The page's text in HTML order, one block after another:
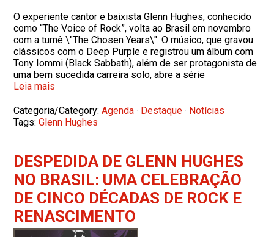
O experiente cantor e baixista Glenn Hughes, conhecido
como “The Voice of Rock”, volta ao Brasil em novembro
com a turnê \"The Chosen Years\". O músico, que gravou
clássicos com o Deep Purple e registrou um álbum com
Tony Iommi (Black Sabbath), além de ser protagonista de
uma bem sucedida carreira solo, abre a série
Leia mais
Categoria/Category:Agenda · Destaque · Notícias
Tags:Glenn Hughes
DESPEDIDA DE GLENN HUGHES
NO BRASIL: UMA CELEBRAÇÃO
DE CINCO DÉCADAS DE ROCK E
RENASCIMENTO